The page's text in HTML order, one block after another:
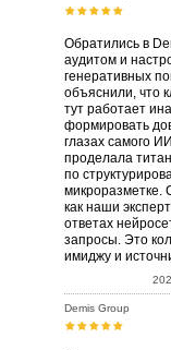
Обратились в
аудитом и
генеративных
объяснили, что
тут работает
формировать
глазах самого
проделала
по
микроразметке.
как наши
ответах
запросы. Это
имиджу и
Demis Group